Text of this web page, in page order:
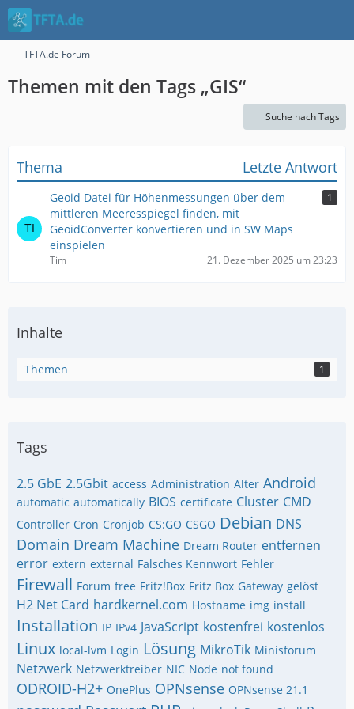
TFTA.de Forum
Themen mit den Tags „GIS“
Suche nach Tags
Thema Letzte Antwort
Geoid Datei für Höhenmessungen über dem
mittleren Meeresspiegel finden, mit
GeoidConverter konvertieren und in SW Maps
einspielen
1
Tim 21. Dezember 2025 um 23:23
Inhalte
Themen 1
Tags
2.5 GbE 2.5Gbit access Administration Alter Android
automatic automatically BIOS certificate Cluster CMD
Controller Cron Cronjob CS:GO CSGO Debian DNS
Domain Dream Machine Dream Router entfernen
error extern external Falsches Kennwort Fehler
Firewall Forum free Fritz!Box Fritz Box Gateway gelöst
H2 Net Card hardkernel.com Hostname img install
Installation IP IPv4 JavaScript kostenfrei kostenlos
Linux local-lvm Login Lösung MikroTik Minisforum
Netzwerk Netzwerktreiber NIC Node not found
ODROID-H2+ OnePlus OPNsense OPNsense 21.1